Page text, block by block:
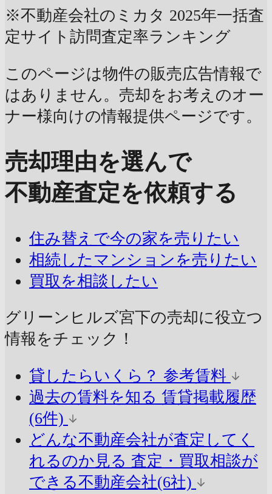
※不動産会社のミカタ 2025年一括査
定サイト訪問査定率ランキング
このページは物件の販売広告情報で
はありません。売却をお考えのオー
ナー様向けの情報提供ページです。
売却理由を選んで
不動産査定を依頼する
住み替えで今の家を売りたい
相続したマンションを売りたい
買取を相談したい
グリーンヒルズ宮下の売却に役立つ
情報をチェック！
貸したらいくら？ 参考賃料
過去の賃料を知る 賃貸掲載履歴
(6件)
どんな不動産会社が査定してく
れるのか見る 査定・買取相談が
できる不動産会社(6社)